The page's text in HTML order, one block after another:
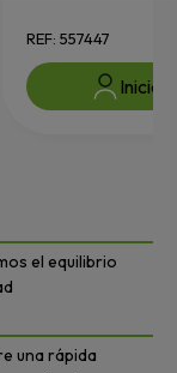
REF: 557447
Inicia
el equilibrio
una rápida